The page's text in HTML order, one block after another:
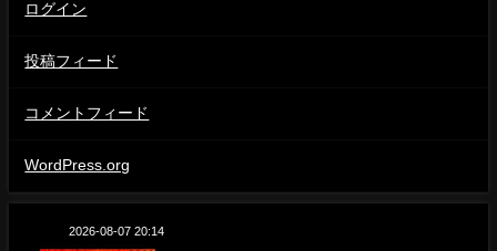
ログイン
投稿フィード
コメントフィード
WordPress.org
2026-08-07 20:14